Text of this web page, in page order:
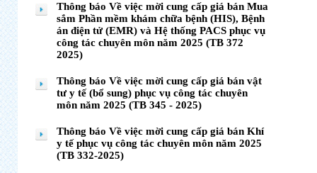
Thông báo Về việc mời cung cấp giá bán Mua
sắm Phần mềm khám chữa bệnh (HIS), Bệnh
án điện tử (EMR) và Hệ thống PACS phục vụ
công tác chuyên môn năm 2025 (TB 372
2025)
Thông báo Về việc mời cung cấp giá bán vật
tư y tế (bổ sung) phục vụ công tác chuyên
môn năm 2025 (TB 345 - 2025)
Thông báo Về việc mời cung cấp giá bán Khí
y tế phục vụ công tác chuyên môn năm 2025
(TB 332-2025)